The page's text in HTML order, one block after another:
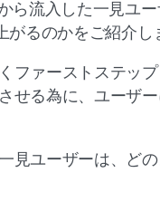
ら流入した一見ユ
るのかをご紹介し
ファーストステッ
せる為に、ユーザ
見ユーザーは、ど